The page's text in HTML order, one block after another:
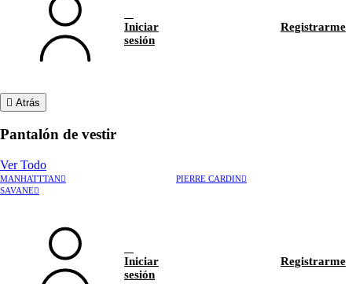
Iniciar
sesión
Registrarme
Atrás
Pantalón de vestir
Ver Todo
MANHATTTAN
PIERRE CARDIN
SAVANE
Iniciar
sesión
Registrarme
Hablar con asesor